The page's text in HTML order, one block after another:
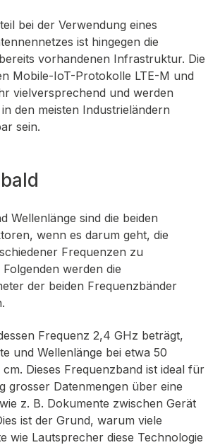
bei der Verwendung eines
ist hingegen die
vorhandenen Infrastruktur. Die
Mobile-IoT-Protokolle LTE-M und
vielversprechend und werden
den meisten Industrieländern
sein.
Wellenlänge sind die beiden
wenn es darum geht, die
Frequenzen zu
werden die
der beiden Frequenzbänder
Frequenz 2,4 GHz beträgt,
und Wellenlänge bei etwa 50
Dieses Frequenzband ist ideal für
grosser Datenmengen über eine
z. B. Dokumente zwischen Gerät
ist der Grund, warum viele
wie Lautsprecher diese Technologie